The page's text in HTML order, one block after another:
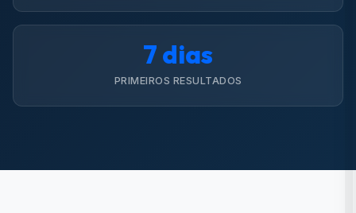
7 dias
PRIMEIROS RESULTADOS